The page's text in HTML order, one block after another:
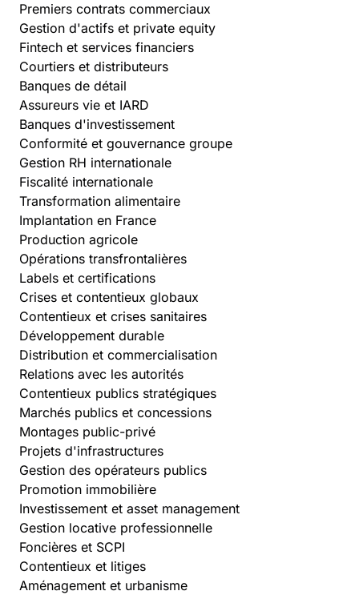
Premiers contrats commerciaux
Gestion d'actifs et private equity
Fintech et services financiers
Courtiers et distributeurs
Banques de détail
Assureurs vie et IARD
Banques d'investissement
Conformité et gouvernance groupe
Gestion RH internationale
Fiscalité internationale
Transformation alimentaire
Implantation en France
Production agricole
Opérations transfrontalières
Labels et certifications
Crises et contentieux globaux
Contentieux et crises sanitaires
Développement durable
Distribution et commercialisation
Relations avec les autorités
Contentieux publics stratégiques
Marchés publics et concessions
Montages public-privé
Projets d'infrastructures
Gestion des opérateurs publics
Promotion immobilière
Investissement et asset management
Gestion locative professionnelle
Foncières et SCPI
Contentieux et litiges
Aménagement et urbanisme